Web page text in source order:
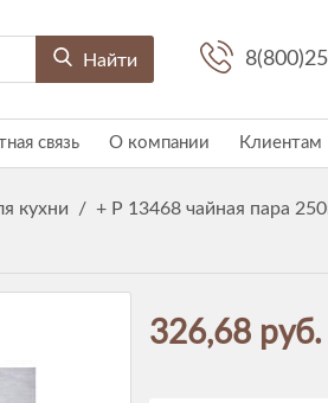
Найти
связь О компании Клиентам
кухни / + P 13468 чайная пара
326,68 руб.